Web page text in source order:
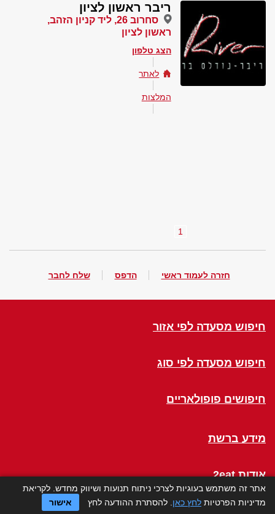
ריבר ראשון לציון
סחרוב 26, ליד קניון הזהב,
ראשון לציון
הצג טלפון
לאתר
המלצות
1
חזרה לעמוד ראשי הדפס שלח לחבר
חיפוש מסעדה לפי אזור
חיפוש מסעדה לפי סוג
חיפושים פופולאריים
מידע ברשת
אודות 2eat
Click a Table
אתר זה משתמש בעוגיות לצרכי ניתוח תנועות ושיווק מחדש. לקריאת
מדיניות הפרטיות לחץ כאן . להסתרת ההודעה לחץ אישור